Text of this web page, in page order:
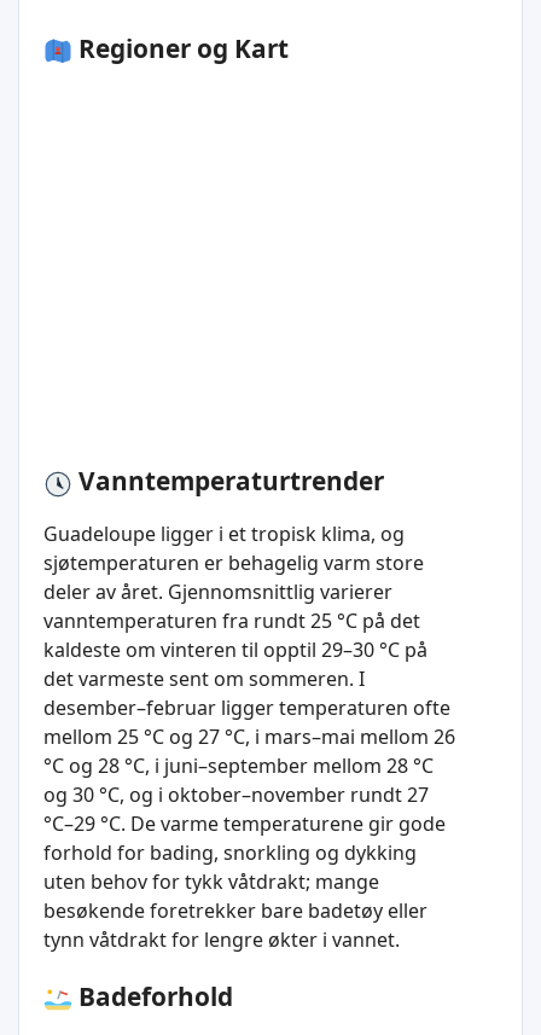
Regioner og Kart
Vanntemperaturtrender
Guadeloupe ligger i et tropisk klima, og
sjøtemperaturen er behagelig varm store
deler av året. Gjennomsnittlig varierer
vanntemperaturen fra rundt 25 °C på det
kaldeste om vinteren til opptil 29–30 °C på
det varmeste sent om sommeren. I
desember–februar ligger temperaturen ofte
mellom 25 °C og 27 °C, i mars–mai mellom 26
°C og 28 °C, i juni–september mellom 28 °C
og 30 °C, og i oktober–november rundt 27
°C–29 °C. De varme temperaturene gir gode
forhold for bading, snorkling og dykking
uten behov for tykk våtdrakt; mange
besøkende foretrekker bare badetøy eller
tynn våtdrakt for lengre økter i vannet.
Badeforhold